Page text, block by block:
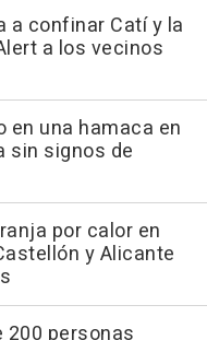
a confinar Catí y la
a los vecinos
en una hamaca en
sin signos de
por calor en
y Alicante
200 personas